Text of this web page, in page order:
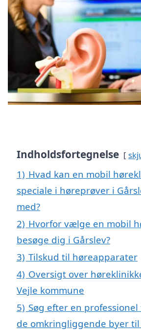
Indholdsfortegnelse
1) Hvad kan en mobil
speciale i høreprøver i
med?
2) Hvorfor vælge en mobil
besøge dig i Gårslev?
3) Tilskud til høreapparater
4) Oversigt over
Vejle kommune
5) Søg efter en
de omkringliggende byer til